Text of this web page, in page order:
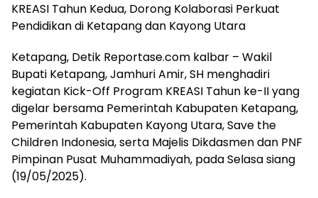
KREASI Tahun Kedua, Dorong Kolaborasi Perkuat
Pendidikan di Ketapang dan Kayong Utara
Ketapang, Detik Reportase.com kalbar – Wakil
Bupati Ketapang, Jamhuri Amir, SH menghadiri
kegiatan Kick-Off Program KREASI Tahun ke-II yang
digelar bersama Pemerintah Kabupaten Ketapang,
Pemerintah Kabupaten Kayong Utara, Save the
Children Indonesia, serta Majelis Dikdasmen dan PNF
Pimpinan Pusat Muhammadiyah, pada Selasa siang
(19/05/2025).